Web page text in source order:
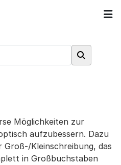
Möglichkeiten zur
aufzubessern. Dazu
Kleinschreibung, das
in Großbuchstaben